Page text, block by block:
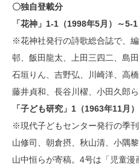
〇独自登載分
「花神」1-1（1998年5月）～5-1
※花神社発行の詩歌総合誌で、
邨、飯田龍太、上田三四二、島
石垣りん、吉野弘、川崎洋、高
藤井貞和、長谷川櫂、小田久郎
「子ども研究」1（1963年11月
※現代子どもセンター発行の季
山修司、朝倉摂、秋山清、小隅
山中恒らが寄稿。4号は「児童